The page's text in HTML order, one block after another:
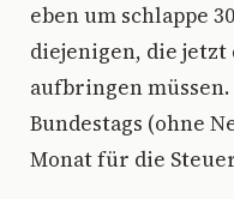
eben um schlappe
diejenigen, die
aufbringen
Bundestags (ohne
Monat für die